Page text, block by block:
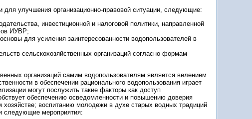
для улучшения организационно-правовой ситуации, следующие:
инвестиционной и налоговой политики, направленной
ИУВР;
для усиления заинтересованности водопользователей в
сельскохозяйственных организаций согласно формам
организаций самим водопользователям является велением
в обеспечении рационального водопользования играет
могут послужить такие факторы как доступ
обеспечению осведомленности и повышению доверия
воспитанию молодежи в духе старых водных традиций
следующие мероприятия: